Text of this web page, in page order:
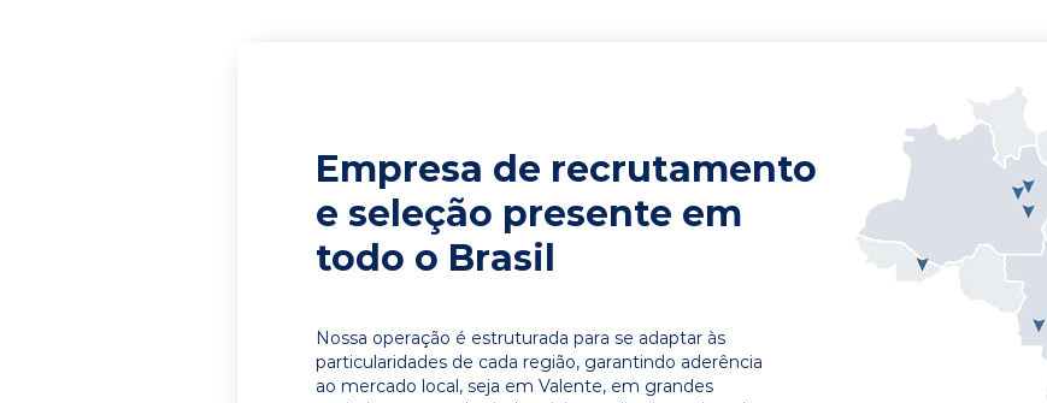
Empresa de recrutamento
e seleção presente em
todo o Brasil
Nossa operação é estruturada para se adaptar às
particularidades de cada região, garantindo aderência
ao mercado local, seja em Valente, em grandes